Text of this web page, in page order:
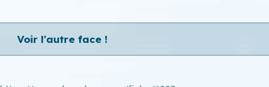
Voir l'autre face !